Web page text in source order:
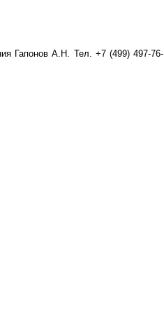
Гапонов А.Н. Тел. +7 (499) 497-76-